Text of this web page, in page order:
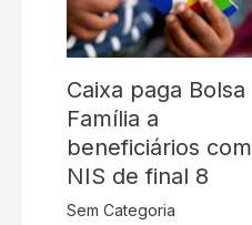
Caixa paga Bolsa
Família a
beneficiários com
NIS de final 8
Sem Categoria